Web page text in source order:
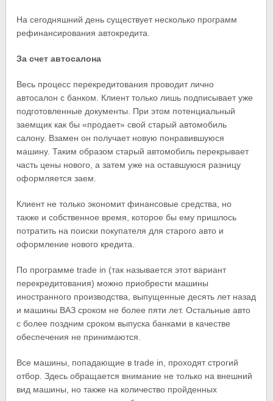
На сегодняшний день существует несколько программ
рефинансирования автокредита.
За счет автосалона
Весь процесс перекредитования проводит лично
автосалон с банком. Клиент только лишь подписывает уже
подготовленные документы. При этом потенциальный
заемщик как бы «продает» свой старый автомобиль
салону. Взамен он получает новую понравившуюся
машину. Таким образом старый автомобиль перекрывает
часть цены нового, а затем уже на оставшуюся разницу
оформляется заем.
Клиент не только экономит финансовые средства, но
также и собственное время, которое бы ему пришлось
потратить на поиски покупателя для старого авто и
оформление нового кредита.
По программе trade in (так называется этот вариант
перекредитования) можно приобрести машины
иностранного производства, выпущенные десять лет назад
и машины ВАЗ сроком не более пяти лет. Остальные авто
с более поздним сроком выпуска банками в качестве
обеспечения не принимаются.
Все машины, попадающие в trade in, проходят строгий
отбор. Здесь обращается внимание не только на внешний
вид машины, но также на количество пройденных